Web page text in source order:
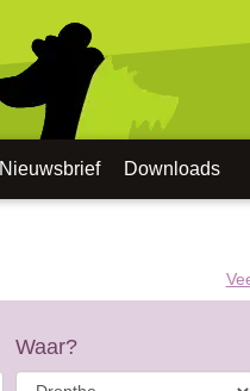
Nieuwsbrief Downloads
Waar?